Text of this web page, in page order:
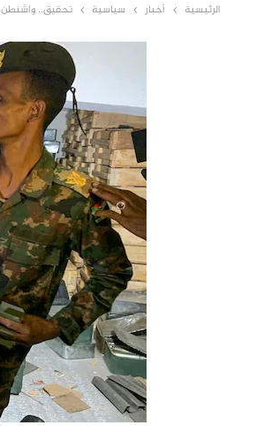
الرئيسية أخبار سياسية تحقيق.. واشنطن